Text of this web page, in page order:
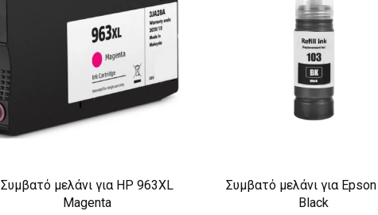
Συμβατό μελάνι για HP 963XL
Magenta
Συμβατό μελάνι για
Black